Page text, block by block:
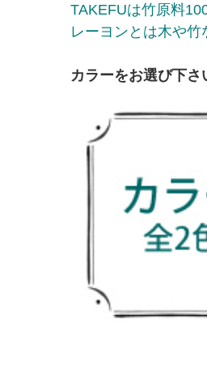
TAKEFUは竹原料
レーヨンとは木や竹
カラーをお選び下さ